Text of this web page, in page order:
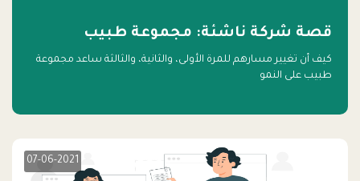
قصة شركة ناشئة: مجموعة طبيب
كيف أن تغيير مسارهم للمرة الأولى، والثانية، والثالثة ساعد مجموعة
طبيب على النمو
07-06-2021